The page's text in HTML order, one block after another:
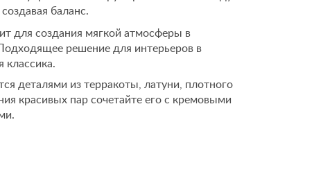
баланс.
для создания мягкой атмосферы в
решение для интерьеров в
классика.
деталями из терракоты, латуни, плотного
красивых пар сочетайте его с кремовыми